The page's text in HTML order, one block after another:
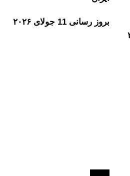
بروز رسانی 11 جولای ۲۰۲۶